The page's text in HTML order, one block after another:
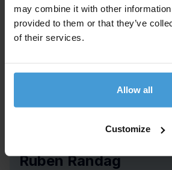
may combine it with other information
provided to them or that they’ve
of their services.
Allow all
Customize
Offerte aanvragen
Ruben Randag